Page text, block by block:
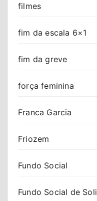
filmes
fim da escala 6×1
fim da greve
força feminina
Franca Garcia
Friozem
Fundo Social
Fundo Social de